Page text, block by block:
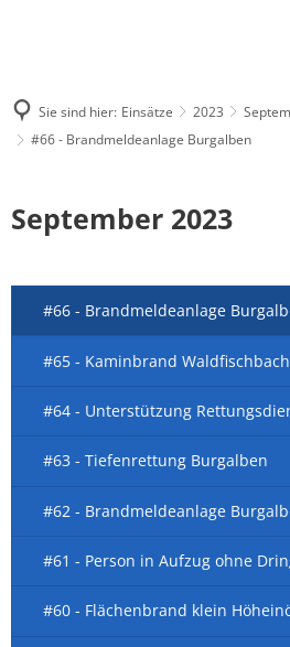
Sie sind hier: Einsätze 2023
#66 - Brandmeldeanlage Burgalben
September 2023
#66 - Brandmeldeanlage
#65 - Kaminbrand Waldfischbach
#64 - Unterstützung
#63 - Tiefenrettung Burgalben
#62 - Brandmeldeanlage
#61 - Person in Aufzug ohne
#60 - Flächenbrand klein